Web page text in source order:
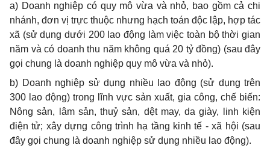
a) Doanh nghiệp có quy mô vừa và nhỏ, bao gồm cả chi
nhánh, đơn vị trực thuộc nhưng hạch toán độc lập, hợp tác
xã (sử dụng dưới 200 lao động làm việc toàn bộ thời gian
năm và có doanh thu năm không quá 20 tỷ đồng) (sau đây
gọi chung là doanh nghiệp quy mô vừa và nhỏ).
b) Doanh nghiệp sử dụng nhiều lao động (sử dụng trên
300 lao động) trong lĩnh vực sản xuất, gia công, chế biến:
Nông sản, lâm sản, thuỷ sản, dệt may, da giày, linh kiện
điện tử; xây dựng công trình hạ tầng kinh tế - xã hội (sau
đây gọi chung là doanh nghiệp sử dụng nhiều lao động).